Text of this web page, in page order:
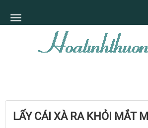
LẤY CÁI XÀ RA KHỎI MẮT